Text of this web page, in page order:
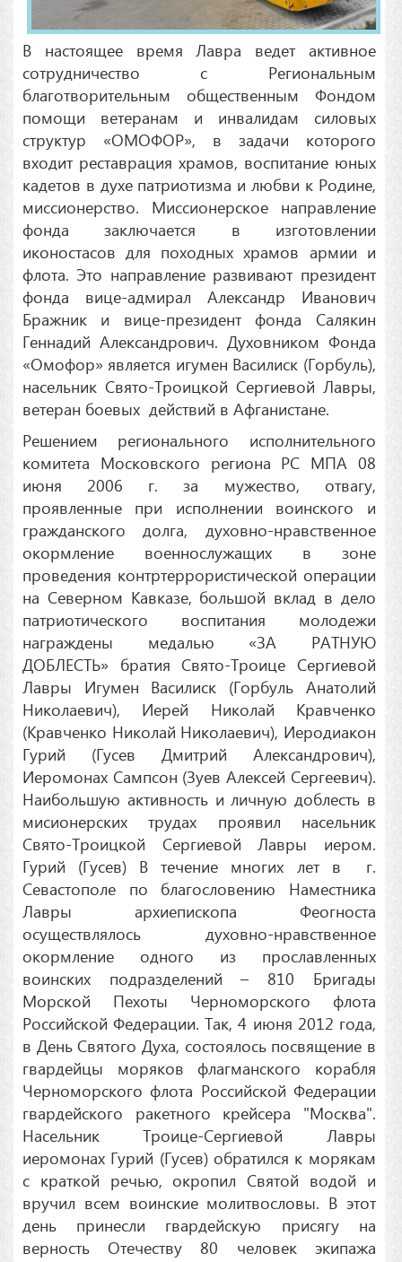
В настоящее время Лавра ведет активное
сотрудничество с Региональным
благотворительным общественным Фондом
помощи ветеранам и инвалидам силовых
структур «ОМОФОР», в задачи которого
входит реставрация храмов, воспитание юных
кадетов в духе патриотизма и любви к Родине,
миссионерство. Миссионерское направление
фонда заключается в изготовлении
иконостасов для походных храмов армии и
флота. Это направление развивают президент
фонда вице-адмирал Александр Иванович
Бражник и вице-президент фонда Салякин
Геннадий Александрович. Духовником Фонда
«Омофор» является игумен Василиск (Горбуль),
насельник Свято-Троицкой Сергиевой Лавры,
ветеран боевых действий в Афганистане.
Решением регионального исполнительного
комитета Московского региона РС МПА 08
июня 2006 г. за мужество, отвагу,
проявленные при исполнении воинского и
гражданского долга, духовно-нравственное
окормление военнослужащих в зоне
проведения контртеррористической операции
на Северном Кавказе, большой вклад в дело
патриотического воспитания молодежи
награждены медалью «ЗА РАТНУЮ
ДОБЛЕСТЬ» братия Свято-Троице Сергиевой
Лавры Игумен Василиск (Горбуль Анатолий
Николаевич), Иерей Николай Кравченко
(Кравченко Николай Николаевич), Иеродиакон
Гурий (Гусев Дмитрий Александрович),
Иеромонах Сампсон (Зуев Алексей Сергеевич).
Наибольшую активность и личную доблесть в
мисионерских трудах проявил насельник
Свято-Троицкой Сергиевой Лавры иером.
Гурий (Гусев) В течение многих лет в г.
Севастополе по благословению Наместника
Лавры архиепископа Феогноста
осуществлялось духовно-нравственное
окормление одного из прославленных
воинских подразделений – 810 Бригады
Морской Пехоты Черноморского флота
Российской Федерации. Так, 4 июня 2012 года,
в День Святого Духа, состоялось посвящение в
гвардейцы моряков флагманского корабля
Черноморского флота Российской Федерации
гвардейского ракетного крейсера "Москва".
Насельник Троице-Сергиевой Лавры
иеромонах Гурий (Гусев) обратился к морякам
с краткой речью, окропил Святой водой и
вручил всем воинские молитвословы. В этот
день принесли гвардейскую присягу на
верность Отечеству 80 человек экипажа